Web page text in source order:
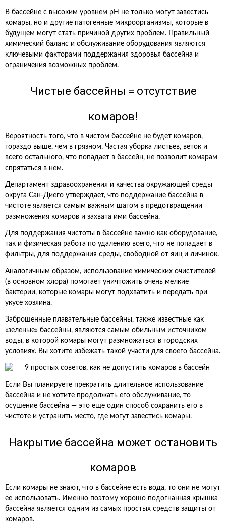
В бассейне с высоким уровнем pH не только могут завестись
комары, но и другие патогенные микроорганизмы, которые в
будущем могут стать причиной других проблем. Правильный
химический баланс и обслуживание оборудования являются
ключевыми факторами поддержания здоровья бассейна и
ограничения возможных проблем.
Чистые бассейны = отсутствие
комаров!
Вероятность того, что в чистом бассейне не будет комаров,
гораздо выше, чем в грязном. Частая уборка листьев, веток и
всего остального, что попадает в бассейн, не позволит комарам
спрятаться в нем.
Департамент здравоохранения и качества окружающей среды
округа Сан-Диего утверждает, что поддержание бассейна в
чистоте является самым важным шагом в предотвращении
размножения комаров и захвата ими бассейна.
Для поддержания чистоты в бассейне важно как оборудование,
так и физическая работа по удалению всего, что не попадает в
фильтры, для поддержания среды, свободной от яиц и личинок.
Аналогичным образом, использование химических очистителей
(в основном хлора) помогает уничтожить очень мелкие
бактерии, которые комары могут подхватить и передать при
укусе хозяина.
Заброшенные плавательные бассейны, также известные как
«зеленые» бассейны, являются самым обильным источником
воды, в которой комары могут размножаться в городских
условиях. Вы хотите избежать такой участи для своего бассейна.
Если Вы планируете прекратить длительное использование
бассейна и не хотите продолжать его обслуживание, то
осушение бассейна — это еще один способ сохранить его в
чистоте и устранить место, где могут завестись комары.
Накрытие бассейна может остановить
комаров
Если комары не знают, что в бассейне есть вода, то они не могут
ее использовать. Именно поэтому хорошо подогнанная крышка
бассейна является одним из самых простых средств защиты от
комаров.